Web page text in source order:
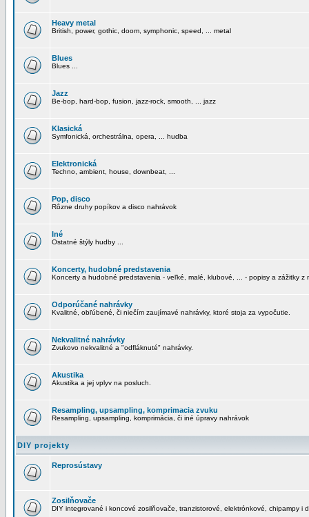
Heavy metal
British, power, gothic, doom, symphonic, speed, ... metal
Blues
Blues ...
Jazz
Be-bop, hard-bop, fusion, jazz-rock, smooth, ... jazz
Klasická
Symfonická, orchestrálna, opera, ... hudba
Elektronická
Techno, ambient, house, downbeat, ...
Pop, disco
Rôzne druhy popíkov a disco nahrávok
Iné
Ostatné štýly hudby ...
Koncerty, hudobné predstavenia
Koncerty a hudobné predstavenia - veľké, malé, klubové, ... - popisy a zážitky z
Odporúčané nahrávky
Kvalitné, obľúbené, či niečím zaujímavé nahrávky, ktoré stoja za vypočutie.
Nekvalitné nahrávky
Zvukovo nekvalitné a "odfláknuté" nahrávky.
Akustika
Akustika a jej vplyv na posluch.
Resampling, upsampling, komprimacia zvuku
Resampling, upsampling, komprimácia, či iné úpravy nahrávok
DIY projekty
Reprosústavy
Zosilňovače
DIY integrované i koncové zosilňovače, tranzistorové, elektrónkové, chipampy i